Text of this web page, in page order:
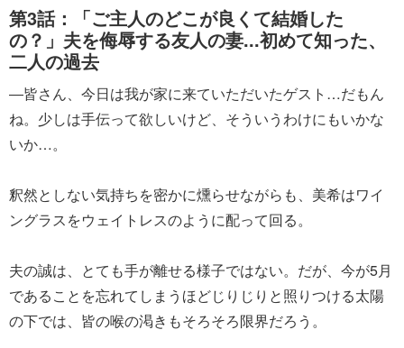
第3話：「ご主人のどこが良くて結婚した
の？」夫を侮辱する友人の妻...初めて知った、
二人の過去
―皆さん、今日は我が家に来ていただいたゲスト…だもん
ね。少しは手伝って欲しいけど、そういうわけにもいかな
いか…。
釈然としない気持ちを密かに燻らせながらも、美希はワイ
ングラスをウェイトレスのように配って回る。
夫の誠は、とても手が離せる様子ではない。だが、今が5月
であることを忘れてしまうほどじりじりと照りつける太陽
の下では、皆の喉の渇きもそろそろ限界だろう。